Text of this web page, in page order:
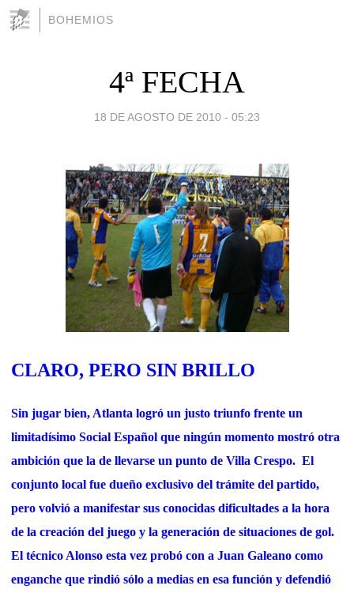
BOHEMIOS
4ª FECHA
18 DE AGOSTO DE 2010 - 05:23
CLARO, PERO SIN BRILLO
Sin jugar bien, Atlanta logró un justo triunfo frente un
limitadísimo Social Español que ningún momento mostró otra
ambición que la de llevarse un punto de Villa Crespo. El
conjunto local fue dueño exclusivo del trámite del partido,
pero volvió a manifestar sus conocidas dificultades a la hora
de la creación del juego y la generación de situaciones de gol.
El técnico Alonso esta vez probó con a Juan Galeano como
enganche que rindió sólo a medias en esa función y defendió